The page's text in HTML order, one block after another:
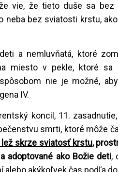
vie, že tieto duše sa
neba bez sviatosti krstu,
a nemluvňatá, ktoré
miesto v pekle, ktoré sa
nie je možné,
IV.
koncil, 11.
smrti, ktoré môže
skrze sviatosť krstu,
adoptované ako Božie deti,